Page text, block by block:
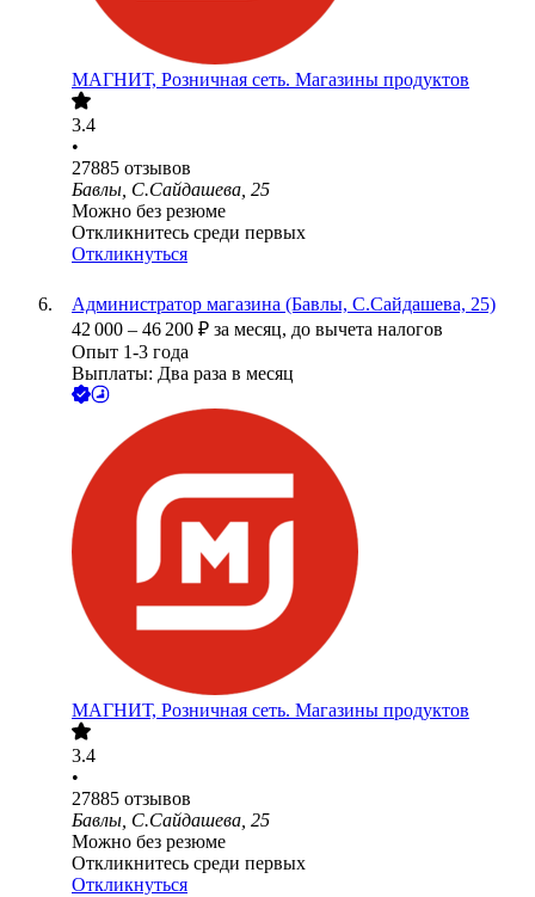
МАГНИТ, Розничная сеть. Магазины продуктов
3.4
•
27885 отзывов
Бавлы, С.Сайдашева, 25
Можно без резюме
Откликнитесь среди первых
Откликнуться
Администратор магазина (Бавлы, С.Сайдашева, 25)
42 000 – 46 200 ₽ за месяц, до вычета налогов
Опыт 1-3 года
Выплаты: Два раза в месяц
МАГНИТ, Розничная сеть. Магазины продуктов
3.4
•
27885 отзывов
Бавлы, С.Сайдашева, 25
Можно без резюме
Откликнитесь среди первых
Откликнуться